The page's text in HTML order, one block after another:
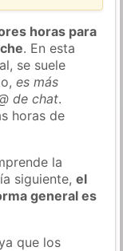
horas para
. En esta
se suele
es más
de chat.
horas de
la
siguiente,el
general es
que los